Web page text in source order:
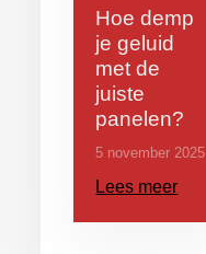
Hoe demp
je geluid
met de
juiste
panelen?
5 november 2025
Lees meer